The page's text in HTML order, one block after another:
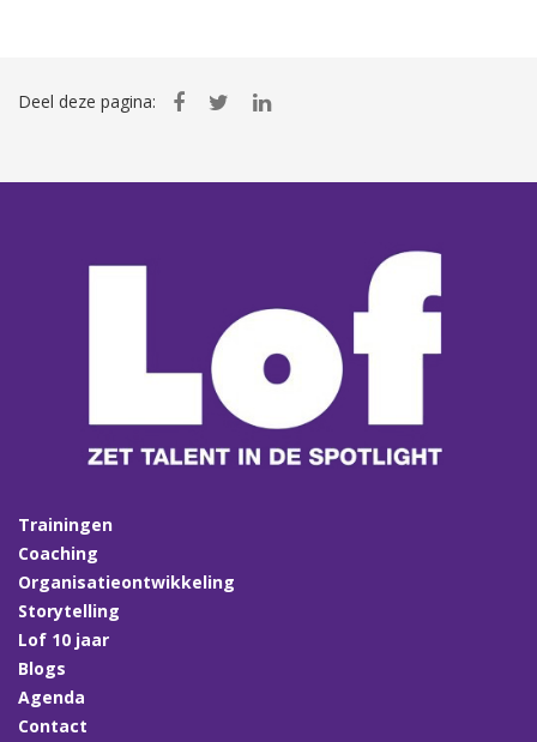
Deel deze pagina:
Trainingen
Coaching
Organisatieontwikkeling
Storytelling
Lof 10 jaar
Blogs
Agenda
Contact